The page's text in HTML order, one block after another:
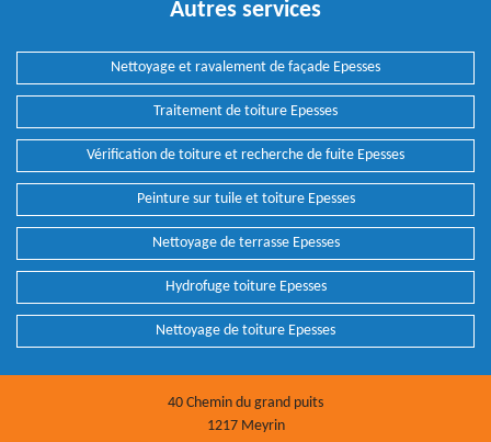
Autres services
Nettoyage et ravalement de façade Epesses
Traitement de toiture Epesses
Vérification de toiture et recherche de fuite Epesses
Peinture sur tuile et toiture Epesses
Nettoyage de terrasse Epesses
Hydrofuge toiture Epesses
Nettoyage de toiture Epesses
40 Chemin du grand puits
1217 Meyrin